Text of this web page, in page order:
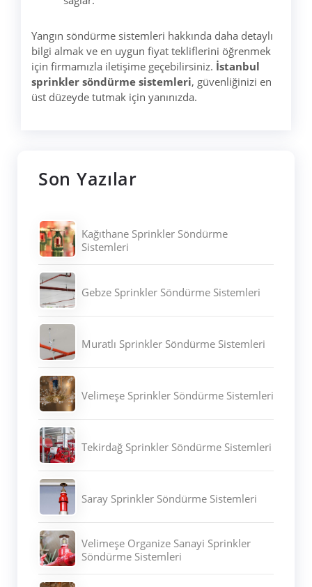
Yangın söndürme sistemleri hakkında daha detaylı
bilgi almak ve en uygun fiyat tekliflerini öğrenmek
için firmamızla iletişime geçebilirsiniz. İstanbul
sprinkler söndürme sistemleri, güvenliğinizi en
üst düzeyde tutmak için yanınızda.
Son Yazılar
Kağıthane Sprinkler Söndürme
Sistemleri
Gebze Sprinkler Söndürme Sistemleri
Muratlı Sprinkler Söndürme Sistemleri
Velimeşe Sprinkler Söndürme Sistemleri
Tekirdağ Sprinkler Söndürme Sistemleri
Saray Sprinkler Söndürme Sistemleri
Velimeşe Organize Sanayi Sprinkler
Söndürme Sistemleri